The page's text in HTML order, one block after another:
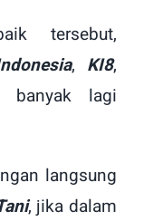
tersebut,
, KI8,
banyak lagi
langsung
, jika dalam